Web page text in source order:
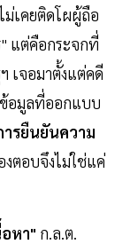
เคยติดโผผู้ถือ
แต่คือกระจกที่
เจอมาตั้งแต่คดี
อมูลที่ออกแบบ
ารยืนยันความ
ตอบจึงไม่ใช่แค่
หา" ก.ล.ต.